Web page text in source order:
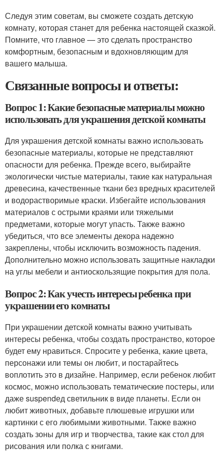
Следуя этим советам, вы сможете создать детскую
комнату, которая станет для ребенка настоящей сказкой.
Помните, что главное — это сделать пространство
комфортным, безопасным и вдохновляющим для
вашего малыша.
Связанные вопросы и ответы:
Вопрос 1: Какие безопасные материалы можно
использовать для украшения детской комнаты
Для украшения детской комнаты важно использовать
безопасные материалы, которые не представляют
опасности для ребенка. Прежде всего, выбирайте
экологически чистые материалы, такие как натуральная
древесина, качественные ткани без вредных красителей
и водорастворимые краски. Избегайте использования
материалов с острыми краями или тяжелыми
предметами, которые могут упасть. Также важно
убедиться, что все элементы декора надежно
закреплены, чтобы исключить возможность падения.
Дополнительно можно использовать защитные накладки
на углы мебели и антиоскользящие покрытия для пола.
Вопрос 2: Как учесть интересы ребенка при
украшении его комнаты
При украшении детской комнаты важно учитывать
интересы ребенка, чтобы создать пространство, которое
будет ему нравиться. Спросите у ребенка, какие цвета,
персонажи или темы он любит, и постарайтесь
воплотить это в дизайне. Например, если ребенок любит
космос, можно использовать тематические постеры, или
даже suspendед светильник в виде планеты. Если он
любит животных, добавьте плюшевые игрушки или
картинки с его любимыми животными. Также важно
создать зоны для игр и творчества, такие как стол для
рисования или полка с книгами.